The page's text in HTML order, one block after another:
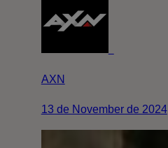
AXN
13 de November de 2024